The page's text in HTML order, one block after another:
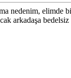
nedenim, elimde
arkadaşa